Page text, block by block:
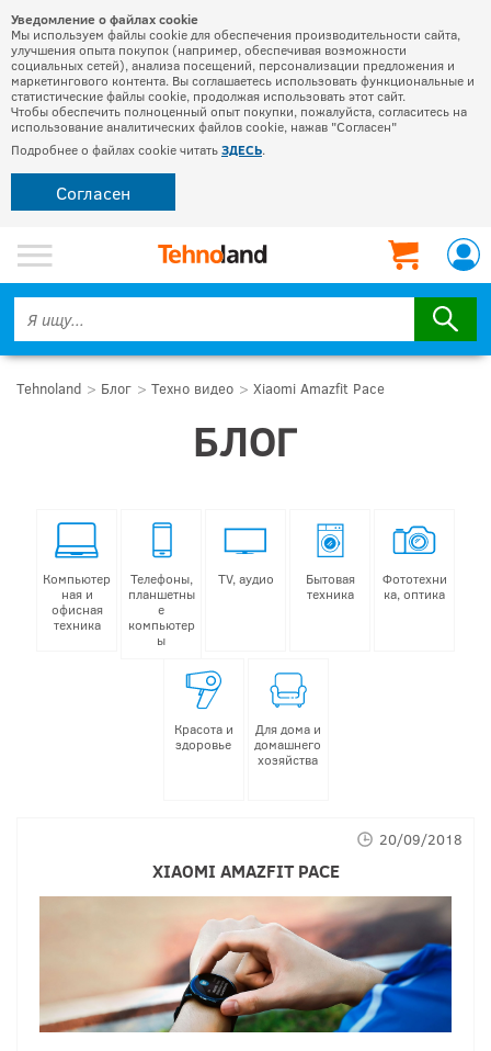
Уведомление о файлах cookie
Мы используем файлы cookie для обеспечения производительности сайта,
улучшения опыта покупок (например, обеспечивая возможности
социальных сетей), анализа посещений, персонализации предложения и
маркетингового контента. Вы соглашаетесь использовать функциональные и
статистические файлы cookie, продолжая использовать этот сайт.
Чтобы обеспечить полноценный опыт покупки, пожалуйста, согласитесь на
использование аналитических файлов cookie, нажав "Согласен"
Подробнее о файлах cookie читатьЗДЕСЬ.
Согласен
Tehnoland Блог Техно видео Xiaomi Amazfit Pace
БЛОГ
Компьютер
ная и
офисная
техника
Телефоны,
планшетны
е
компьютер
ы
TV, аудио
Бытовая
техника
Фототехни
ка, оптика
Красота и
здоровье
Для дома и
домашнего
хозяйства
XIAOMI AMAZFIT PACE
20/09/2018